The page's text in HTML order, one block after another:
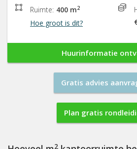
Ruimte: 400 m2
Hoe groot is dit?
Huurinformatie
Gratis advies
Plan gratis
2